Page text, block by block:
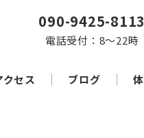
090-9425-8113
電話受付：8～22時
クセス ブログ